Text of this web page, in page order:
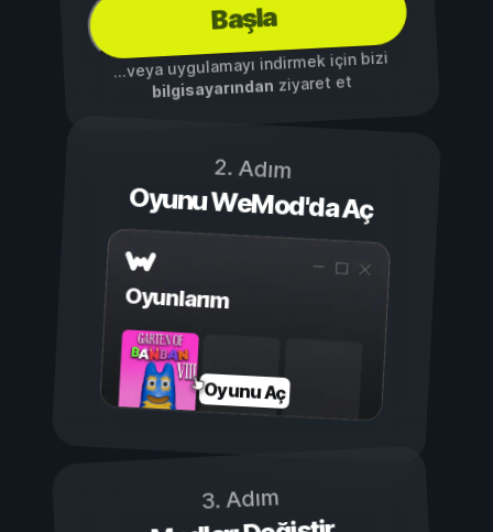
Başla
...veya uygulamayı indirmek için bizi
bilgisayarından ziyaret et
2. Adım
Oyunu WeMod'da Aç
Oyunlarım
Oyunu Aç
3. Adım